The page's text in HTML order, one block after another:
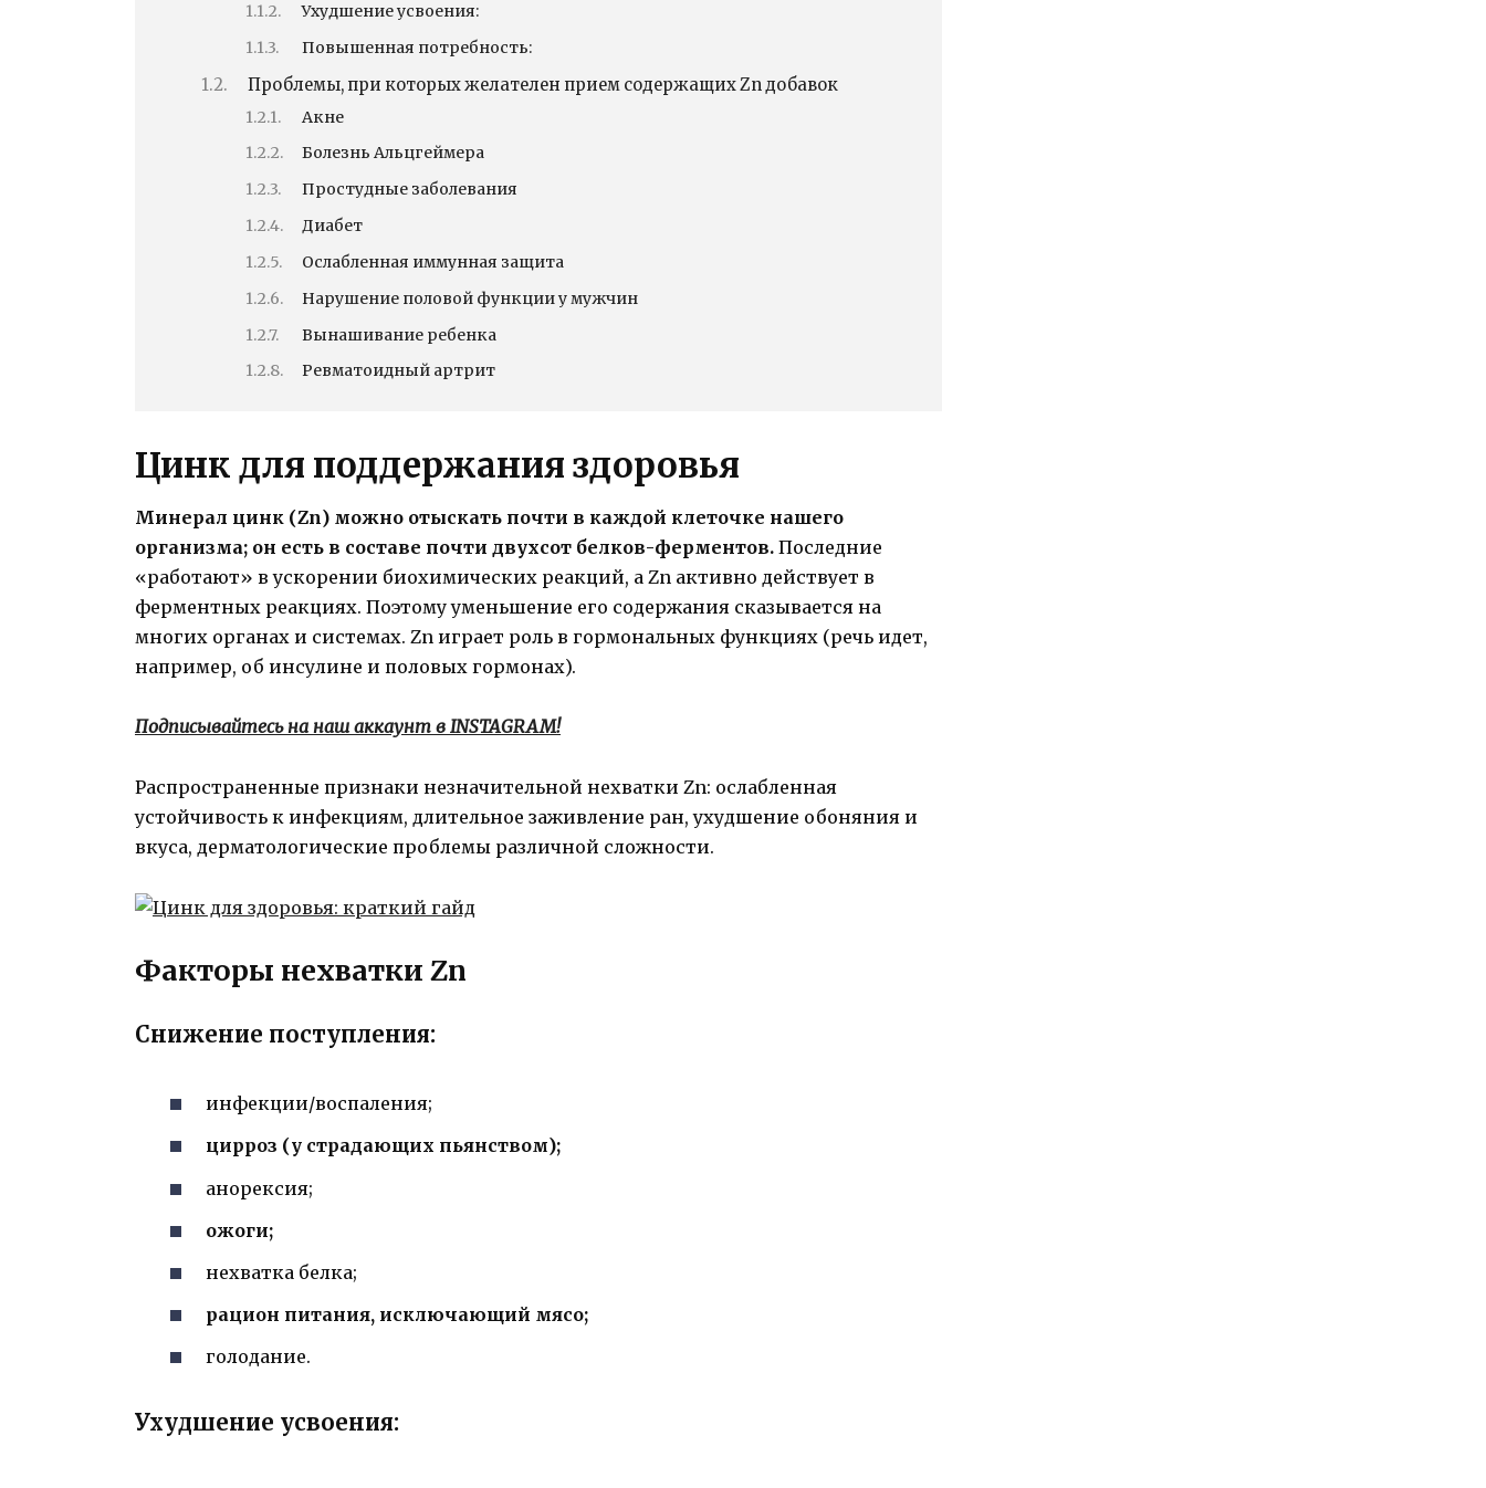
Ухудшение усвоения:
Повышенная потребность:
Проблемы, при которых желателен прием содержащих Zn добавок
Акне
Болезнь Альцгеймера
Простудные заболевания
Диабет
Ослабленная иммунная защита
Нарушение половой функции у мужчин
Вынашивание ребенка
Ревматоидный артрит
Цинк для поддержания здоровья
Минерал цинк (Zn) можно отыскать почти в каждой клеточке нашего
организма; он есть в составе почти двухсот белков-ферментов. Последние
«работают» в ускорении биохимических реакций, а Zn активно действует в
ферментных реакциях. Поэтому уменьшение его содержания сказывается на
многих органах и системах. Zn играет роль в гормональных функциях (речь идет,
например, об инсулине и половых гормонах).
Подписывайтесь на наш аккаунт в INSTAGRAM!
Распространенные признаки незначительной нехватки Zn: ослабленная
устойчивость к инфекциям, длительное заживление ран, ухудшение обоняния и
вкуса, дерматологические проблемы различной сложности.
Факторы нехватки Zn
Снижение поступления:
инфекции/воспаления;
цирроз (у страдающих пьянством);
анорексия;
ожоги;
нехватка белка;
рацион питания, исключающий мясо;
голодание.
Ухудшение усвоения: